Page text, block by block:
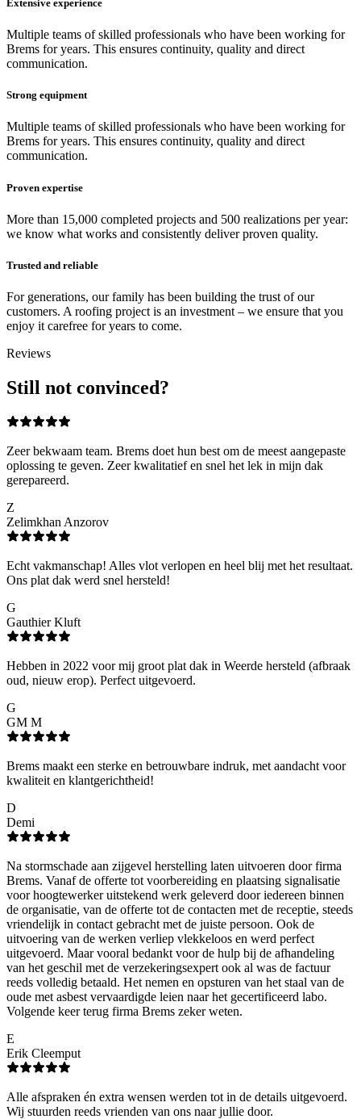
Extensive experience
Multiple teams of skilled professionals who have been working for
Brems for years. This ensures continuity, quality and direct
communication.
Strong equipment
Multiple teams of skilled professionals who have been working for
Brems for years. This ensures continuity, quality and direct
communication.
Proven expertise
More than 15,000 completed projects and 500 realizations per year:
we know what works and consistently deliver proven quality.
Trusted and reliable
For generations, our family has been building the trust of our
customers. A roofing project is an investment – we ensure that you
enjoy it carefree for years to come.
Reviews
Still not convinced?
Zeer bekwaam team. Brems doet hun best om de meest aangepaste
oplossing te geven. Zeer kwalitatief en snel het lek in mijn dak
gerepareerd.
Z
Zelimkhan Anzorov
Echt vakmanschap! Alles vlot verlopen en heel blij met het resultaat.
Ons plat dak werd snel hersteld!
G
Gauthier Kluft
Hebben in 2022 voor mij groot plat dak in Weerde hersteld (afbraak
oud, nieuw erop). Perfect uitgevoerd.
G
GM M
Brems maakt een sterke en betrouwbare indruk, met aandacht voor
kwaliteit en klantgerichtheid!
D
Demi
Na stormschade aan zijgevel herstelling laten uitvoeren door firma
Brems. Vanaf de offerte tot voorbereiding en plaatsing signalisatie
voor hoogtewerker uitstekend werk geleverd door iedereen binnen
de organisatie, van de offerte tot de contacten met de receptie, steeds
vriendelijk in contact gebracht met de juiste persoon. Ook de
uitvoering van de werken verliep vlekkeloos en werd perfect
uitgevoerd. Maar vooral bedankt voor de hulp bij de afhandeling
van het geschil met de verzekeringsexpert ook al was de factuur
reeds volledig betaald. Het nemen en opsturen van het staal van de
oude met asbest vervaardigde leien naar het gecertificeerd labo.
Volgende keer terug firma Brems zeker weten.
E
Erik Cleemput
Alle afspraken én extra wensen werden tot in de details uitgevoerd.
Wij stuurden reeds vrienden van ons naar jullie door.